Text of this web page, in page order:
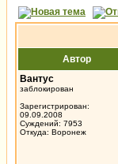
Автор
Вантус
заблокирован
Зарегистрирован:
09.09.2008
Суждений: 7953
Откуда: Воронеж